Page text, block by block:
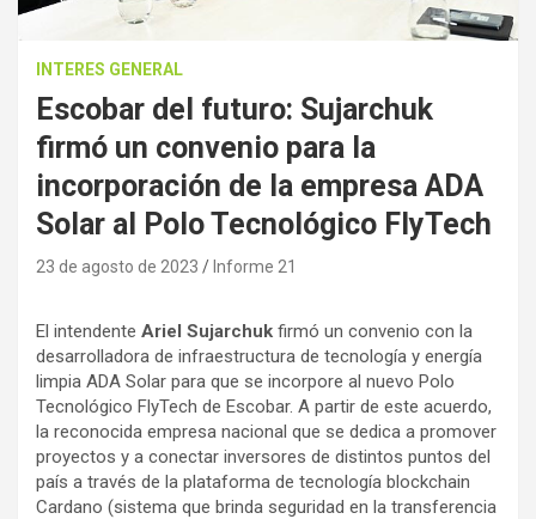
INTERES GENERAL
Escobar del futuro: Sujarchuk
firmó un convenio para la
incorporación de la empresa ADA
Solar al Polo Tecnológico FlyTech
23 de agosto de 2023 Informe 21
El intendente Ariel Sujarchuk firmó un convenio con la
desarrolladora de infraestructura de tecnología y energía
limpia ADA Solar para que se incorpore al nuevo Polo
Tecnológico FlyTech de Escobar. A partir de este acuerdo,
la reconocida empresa nacional que se dedica a promover
proyectos y a conectar inversores de distintos puntos del
país a través de la plataforma de tecnología blockchain
Cardano (sistema que brinda seguridad en la transferencia